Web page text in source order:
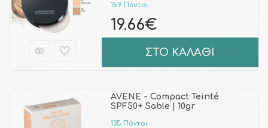
159 Πόντοι
19.66€
ΣΤΟ ΚΑΛΑΘΙ
AVENE - Compact Teinté
SPF50+ Sable | 10gr
135 Πόντοι